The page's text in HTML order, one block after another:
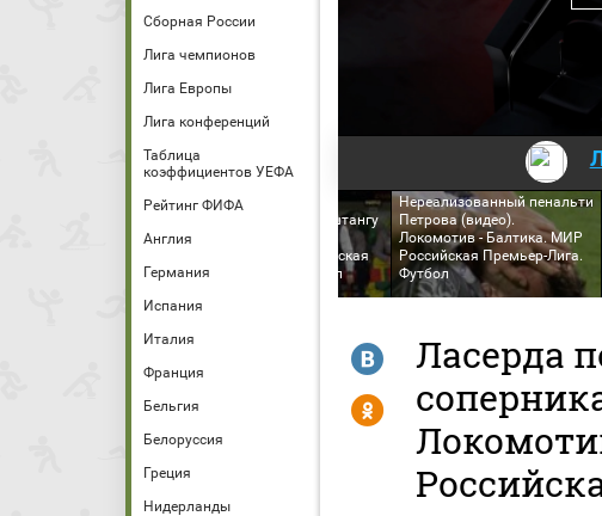
Сборная России
Лига чемпионов
Лига Европы
Лига конференций
Таблица
коэффициентов УЕФА
Рейтинг ФИФА
Англия
Германия
Испания
Италия
Франция
Бельгия
Белоруссия
Греция
Нидерланды
- Балтика. МИР
Гассама попадает в штангу
(видео). Локомотив -
Балтика. МИР Российская
Премьер-Лига. Футбол
Нереализованный пенальти
Петрова (видео).
Локомотив - Балтика. МИР
Российская Премьер-Лига.
Футбол
Ласерда
R
Y